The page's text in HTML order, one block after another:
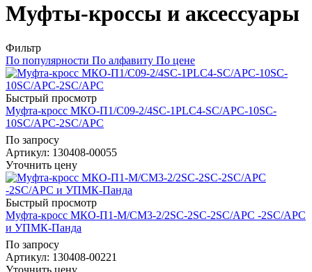
Муфты-кроссы и аксессуары
Фильтр
По популярности По алфавиту По цене
Быстрый просмотр
Муфта-кросс МКО-П1/С09-2/4SC-1PLC4-SC/APC-10SC-
10SC/APC-2SC/APC
По запросу
Артикул: 130408-00055
Уточнить цену
Быстрый просмотр
Муфта-кросс МКО-П1-М/СМ3-2/2SC-2SC-2SC/APC -2SC/APC
и УПМК-Панда
По запросу
Артикул: 130408-00221
Уточнить цену